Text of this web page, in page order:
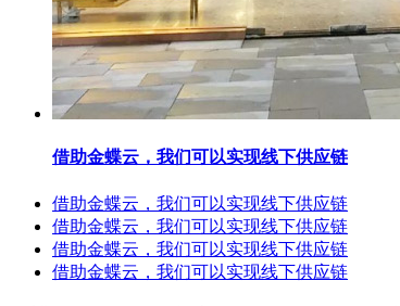
借助金蝶云，我们可以实现线下供应链
借助金蝶云，我们可以实现线下供应链
借助金蝶云，我们可以实现线下供应链
借助金蝶云，我们可以实现线下供应链
借助金蝶云，我们可以实现线下供应链